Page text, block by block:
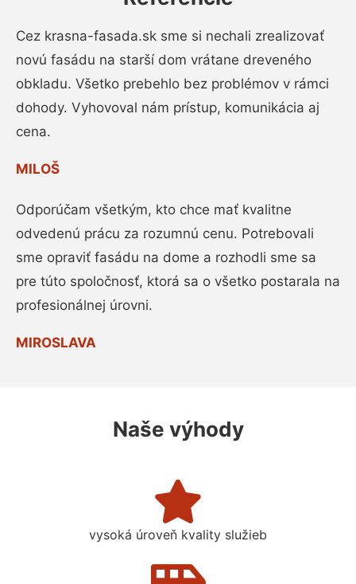
Cez krasna-fasada.sk sme si nechali zrealizovať
novú fasádu na starší dom vrátane dreveného
obkladu. Všetko prebehlo bez problémov v rámci
dohody. Vyhovoval nám prístup, komunikácia aj
cena.
MILOŠ
Odporúčam všetkým, kto chce mať kvalitne
odvedenú prácu za rozumnú cenu. Potrebovali
sme opraviť fasádu na dome a rozhodli sme sa
pre túto spoločnosť, ktorá sa o všetko postarala na
profesionálnej úrovni.
MIROSLAVA
Naše výhody
vysoká úroveň kvality služieb